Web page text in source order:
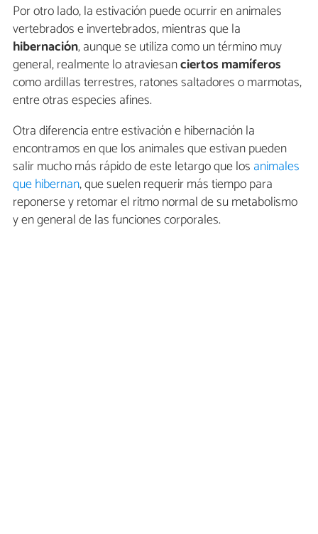
Por otro lado, la estivación puede ocurrir en animales
vertebrados e invertebrados, mientras que la
hibernación, aunque se utiliza como un término muy
general, realmente lo atraviesanciertos mamíferos
como ardillas terrestres, ratones saltadores o marmotas,
entre otras especies afines.
Otra diferencia entre estivación e hibernación la
encontramos en que los animales que estivan pueden
salir mucho más rápido de este letargo que los animales
que hibernan, que suelen requerir más tiempo para
reponerse y retomar el ritmo normal de su metabolismo
y en general de las funciones corporales.